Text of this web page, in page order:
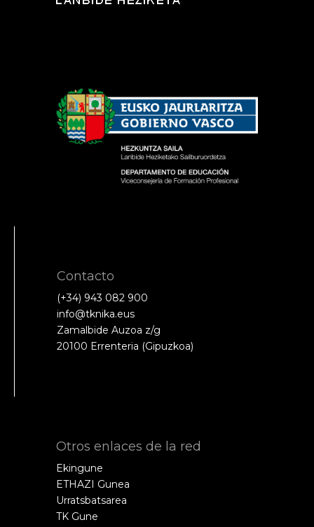
Contacto
(+34) 943 082 900
info@tknika.eus
Zamalbide Auzoa z/g
20100 Errenteria (Gipuzkoa)
Otros enlaces de la red
Ekingune
ETHAZI Gunea
Urratsbatsarea
TK Gune